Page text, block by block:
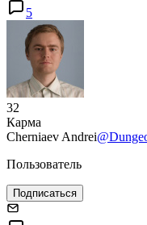
5
32
Карма
Cherniaev Andrei
Пользователь
Подписаться